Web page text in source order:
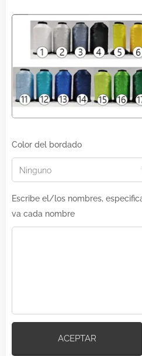
Color del bordado
Escribe el/los nombres,
va cada nombre
ACEPTAR